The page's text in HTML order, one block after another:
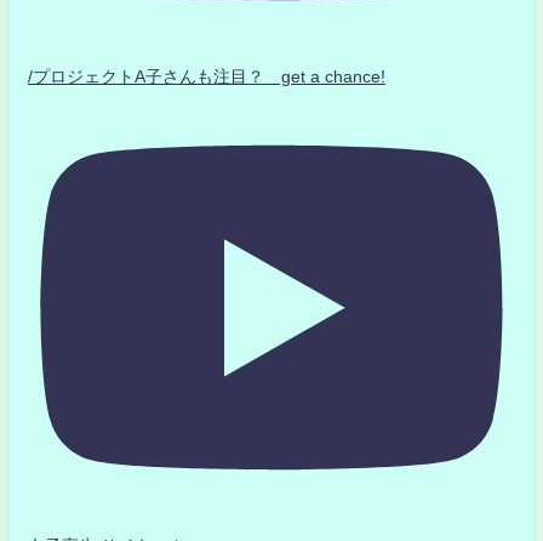
/プロジェクトA子さんも注目？ get a chance!